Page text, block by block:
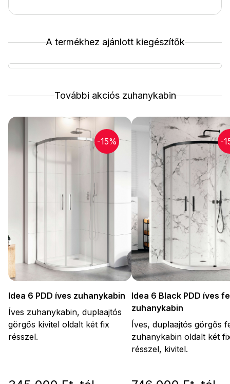
A termékhez ajánlott kiegészítők
További akciós zuhanykabin
-15%
Idea 6 PDD íves zuhanykabin
Íves zuhanykabin, duplaajtós
görgős kivitel oldalt két fix
résszel.
-
Idea 6 Black PDD íves
zuhanykabin
Íves, duplaajtós görgős
zuhanykabin oldalt két
résszel, kivitel.